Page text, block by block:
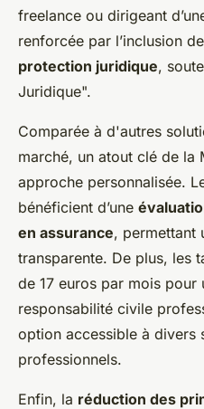
freelance ou dirigeant
renforcée par l’inclusion
protection juridique,
Juridique".
Comparée à d'autres
marché, un atout clé de la
approche personnalisée.
bénéficient d’une
en assurance, permettant
transparente. De plus, les
de 17 euros par mois pour
responsabilité civile
option accessible à divers
professionnels.
Enfin, la réduction des